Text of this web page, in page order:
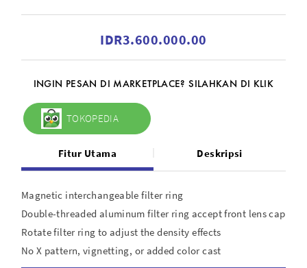
IDR3.600.000.00
INGIN PESAN DI MARKETPLACE? SILAHKAN DI KLIK
TOKOPEDIA
Fitur Utama Deskripsi
Magnetic interchangeable filter ring
Double-threaded aluminum filter ring accept front lens cap
Rotate filter ring to adjust the density effects
No X pattern, vignetting, or added color cast